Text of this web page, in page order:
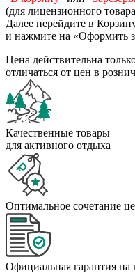
(для лицензионного
Далее перейдите в
и нажмите на «Оформить
Цена действительна
отличаться от цен в
Качественные товары
для активного отдыха
Оптимальное сочетание
Официальная гарантия